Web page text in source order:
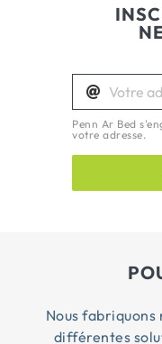
Penn Ar Bed
votre adresse.
Nous fabriquons
différentes